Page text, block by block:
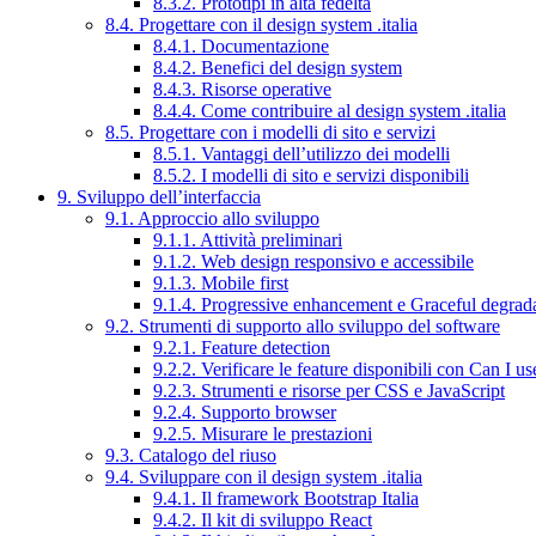
8.4. Progettare con il design system .italia
8.4.1. Documentazione
8.4.2. Benefici del design system
8.4.3. Risorse operative
8.4.4. Come contribuire al design system .italia
8.5. Progettare con i modelli di sito e servizi
8.5.1. Vantaggi dell’utilizzo dei modelli
8.5.2. I modelli di sito e servizi disponibili
9. Sviluppo dell’interfaccia
9.1. Approccio allo sviluppo
9.1.1. Attività preliminari
9.1.2. Web design responsivo e accessibile
9.1.3. Mobile first
9.1.4. Progressive enhancement e Graceful
9.2. Strumenti di supporto allo sviluppo del software
9.2.1. Feature detection
9.2.2. Verificare le feature disponibili con Can I
9.2.3. Strumenti e risorse per CSS e JavaScript
9.2.4. Supporto browser
9.2.5. Misurare le prestazioni
9.3. Catalogo del riuso
9.4. Sviluppare con il design system .italia
9.4.1. Il framework Bootstrap Italia
9.4.2. Il kit di sviluppo React